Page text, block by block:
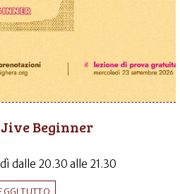
Beginner
dalle 20.30 alle 21.30
TUTTO